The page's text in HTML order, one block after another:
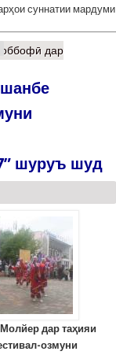
суннатии мардуми
дар
шуруъ шуд
дар таҳияи
озмуни